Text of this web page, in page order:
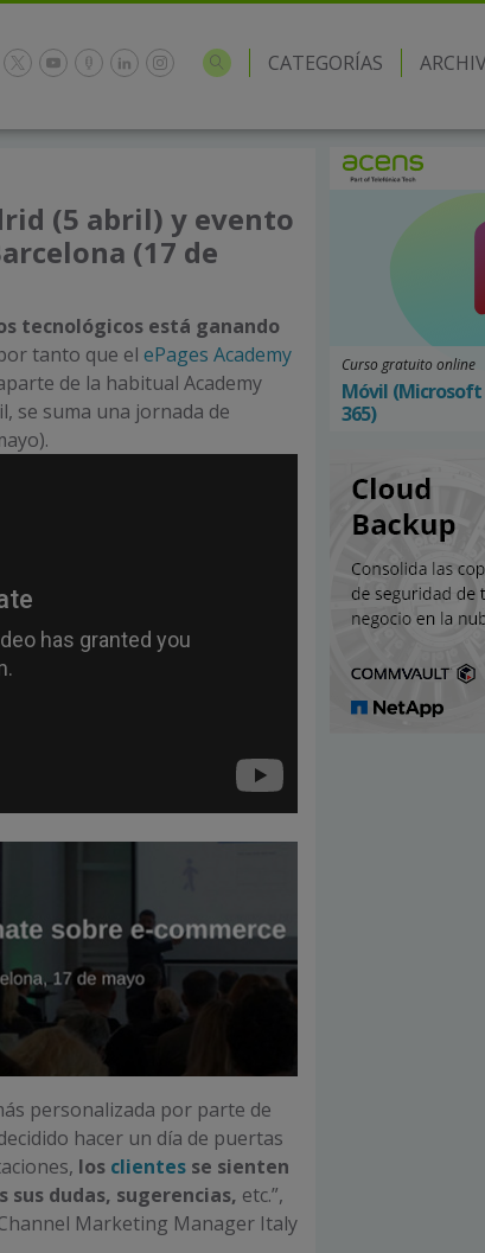
CATEGORÍAS
(5 abril) y evento
(17 de
tecnológicos está ganando
tanto que el ePages Academy
de la habitual Academy
se suma una jornada de
personalizada por parte de
hacer un día de puertas
los clientes se sienten
dudas, sugerencias, etc.”,
Marketing Manager Italy
Curso gratuito online
Móvil
365)